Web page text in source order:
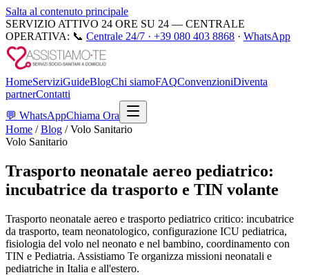
Salta al contenuto principale
SERVIZIO ATTIVO 24 ORE SU 24 — CENTRALE
OPERATIVA: 📞 Centrale 24/7 · +39 080 403 8868 · WhatsApp
HomeServiziGuideBlogChi siamoFAQConvenzioniDiventa
partnerContatti
💬 WhatsAppChiama Ora
Home / Blog / Volo Sanitario
Volo Sanitario
Trasporto neonatale aereo pediatrico:
incubatrice da trasporto e TIN volante
Trasporto neonatale aereo e trasporto pediatrico critico: incubatrice
da trasporto, team neonatologico, configurazione ICU pediatrica,
fisiologia del volo nel neonato e nel bambino, coordinamento con
TIN e Pediatria. Assistiamo Te organizza missioni neonatali e
pediatriche in Italia e all'estero.